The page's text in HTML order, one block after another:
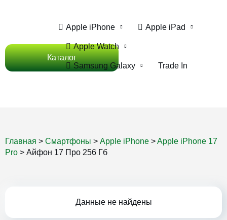
Каталог
Apple iPhone Apple iPad
Apple Watch
Samsung Galaxy Trade In
Главная > Смартфоны > Apple iPhone >Apple iPhone 17
Pro > Айфон 17 Про 256 Гб
Данные не найдены